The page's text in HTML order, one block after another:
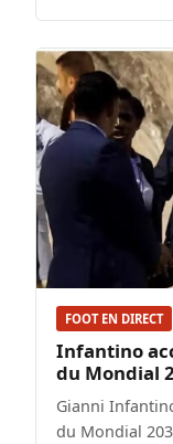
FOOT EN DIRECT
Infantino
du Mondial
Gianni
du Mondial